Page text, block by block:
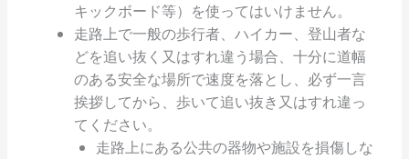
キックボード等）を使ってはいけません。
走路上で一般の歩行者、ハイカー、登山者な
どを追い抜く又はすれ違う場合、十分に道幅
のある安全な場所で速度を落とし、必ず一言
挨拶してから、歩いて追い抜き又はすれ違っ
てください。
走路上にある公共の器物や施設を損傷しな